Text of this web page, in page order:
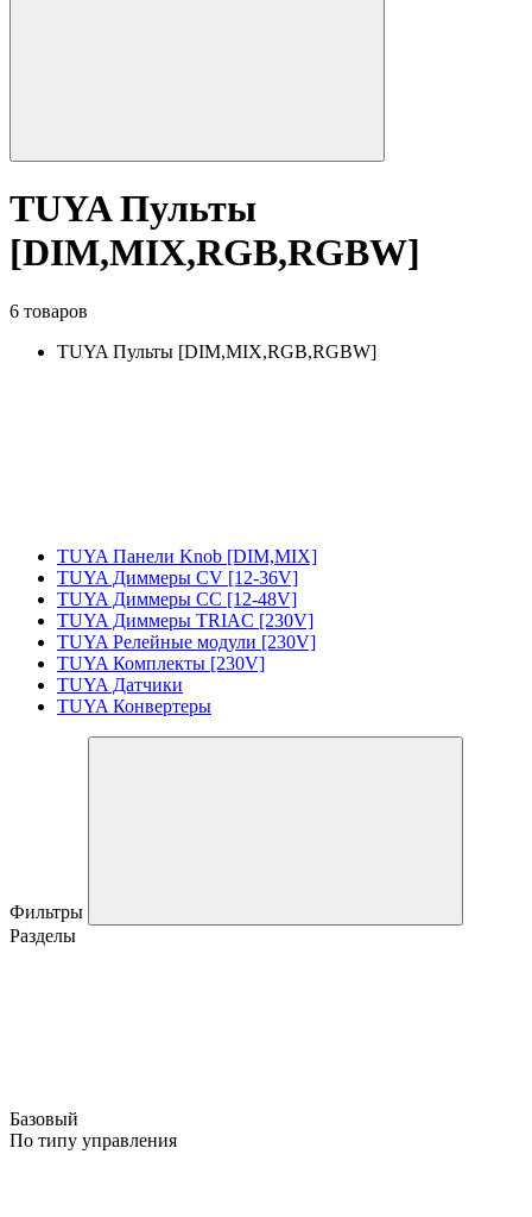
TUYA Пульты
[DIM,MIX,RGB,RGBW]
6 товаров
TUYA Пульты [DIM,MIX,RGB,RGBW]
TUYA Панели Knob [DIM,MIX]
TUYA Диммеры CV [12-36V]
TUYA Диммеры CC [12-48V]
TUYA Диммеры TRIAC [230V]
TUYA Релейные модули [230V]
TUYA Комплекты [230V]
TUYA Датчики
TUYA Конвертеры
Фильтры
Разделы
Базовый
По типу управления